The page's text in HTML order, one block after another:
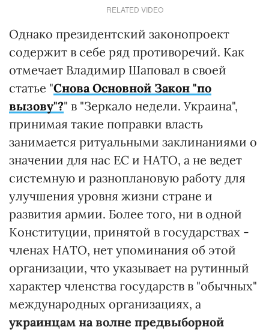
RELATED VIDEO
Однако президентский законопроект
содержит в себе ряд противоречий. Как
отмечает Владимир Шаповал в своей
статье "Снова Основной Закон "по
вызову"?" в "Зеркало недели. Украина",
принимая такие поправки власть
занимается ритуальными заклинаниями о
значении для нас ЕС и НАТО, а не ведет
системную и разноплановую работу для
улучшения уровня жизни стране и
развития армии. Более того, ни в одной
Конституции, принятой в государствах -
членах НАТО, нет упоминания об этой
организации, что указывает на рутинный
характер членства государств в "обычных"
международных организациях, а
украинцам на волне предвыборной